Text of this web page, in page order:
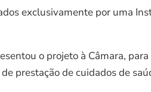
exclusivamente por uma
o projeto à Câmara,
prestação de cuidados de